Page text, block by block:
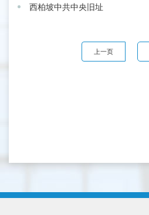
西柏坡中共中央旧址
上一页